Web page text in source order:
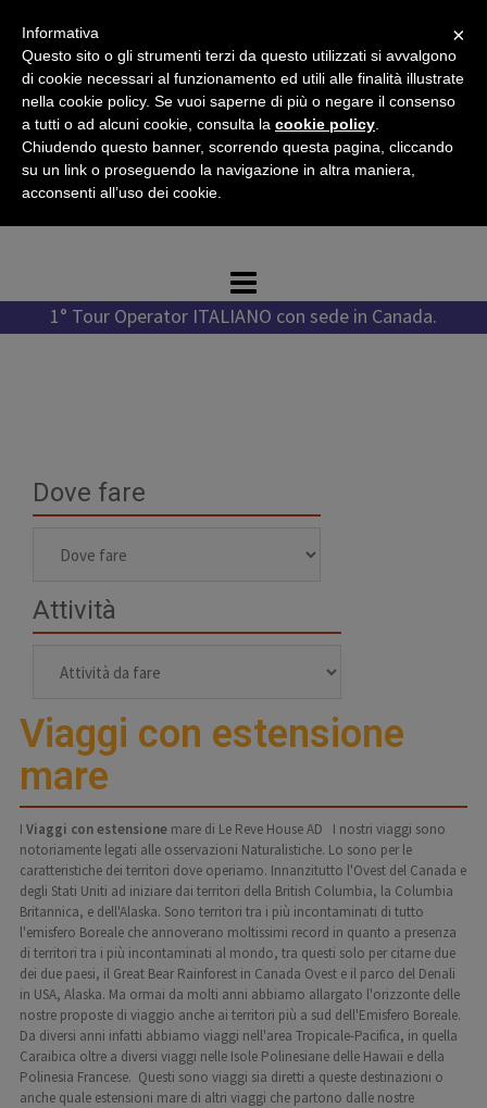
contenuto
Tel. +1 778 987 1796
Tel. +39 351 776 7276
WhatsApp +1 778 987 1796
1° Tour Operator ITALIANO con sede in Canada.
Dove fare
Attività
Viaggi con estensione
mare
I Viaggi con estensione mare di Le Reve House AD I nostri viaggi sono
notoriamente legati alle osservazioni Naturalistiche. Lo sono per le
caratteristiche dei territori dove operiamo. Innanzitutto l'Ovest del Canada e
degli Stati Uniti ad iniziare dai territori della British Columbia, la Columbia
Britannica, e dell'Alaska. Sono territori tra i più incontaminati di tutto
l'emisfero Boreale che annoverano moltissimi record in quanto a presenza
di territori tra i più incontaminati al mondo, tra questi solo per citarne due
dei due paesi, il Great Bear Rainforest in Canada Ovest e il parco del Denali
in USA, Alaska. Ma ormai da molti anni abbiamo allargato l'orizzonte delle
nostre proposte di viaggio anche ai territori più a sud dell'Emisfero Boreale.
Da diversi anni infatti abbiamo viaggi nell'area Tropicale-Pacifica, in quella
Caraibica oltre a diversi viaggi nelle Isole Polinesiane delle Hawaii e della
Polinesia Francese. Questi sono viaggi sia diretti a queste destinazioni o
anche quale estensioni mare di altri viaggi che partono dalle nostre
×
Informativa
Questo sito o gli strumenti terzi da questo utilizzati si avvalgono
di cookie necessari al funzionamento ed utili alle finalità illustrate
nella cookie policy. Se vuoi saperne di più o negare il consenso
a tutti o ad alcuni cookie, consulta la cookie policy
Chiudendo questo banner, scorrendo questa pagina, cliccando
su un link o proseguendo la navigazione in altra maniera,
acconsenti all’uso dei cookie.